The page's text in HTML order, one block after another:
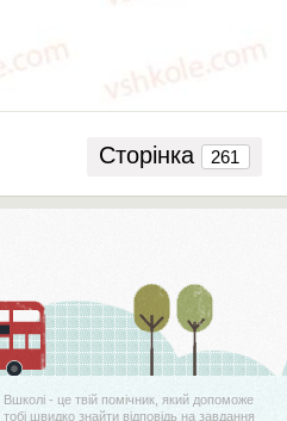
Сторінка
Вшколі - це твій помічник, який допоможе
тобі швидко знайти відповідь на завдання